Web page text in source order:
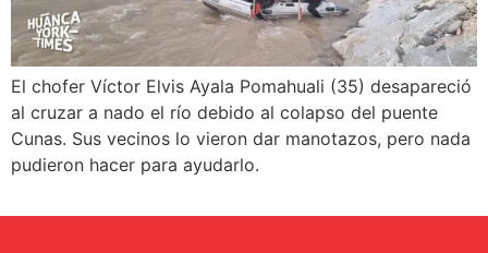
El chofer Víctor Elvis Ayala Pomahuali (35) desapareció
al cruzar a nado el río debido al colapso del puente
Cunas. Sus vecinos lo vieron dar manotazos, pero nada
pudieron hacer para ayudarlo.